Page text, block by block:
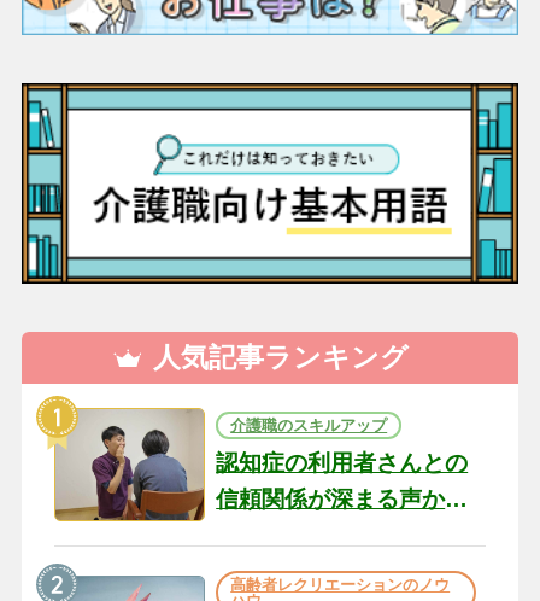
人気記事ランキング
介護職のスキルアップ
認知症の利用者さんとの
信頼関係が深まる声かけ
の現場から（22）
高齢者レクリエーションのノウ